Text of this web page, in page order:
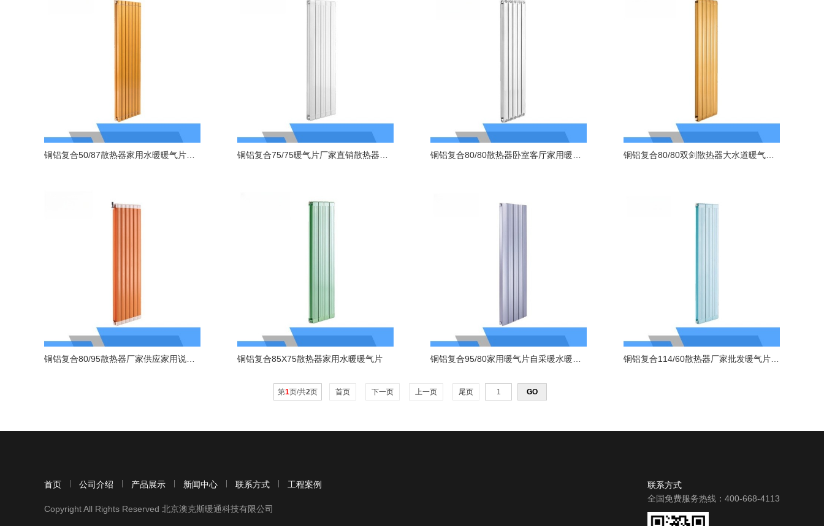
铜铝复合50/87散热器家用水暖暖气片厂家直销 铜铝复合75/75暖气片厂家直销散热器客厅暖气片水暖 铜铝复合80/80散热器卧室客厅家用暖气片集中供暖 铜铝复合80/80双剑散热器大水道暖气片家用水暖取暖暖气
铜铝复合80/95散热器厂家供应家用说暖卧室暖气片 铜铝复合85X75散热器家用水暖暖气片 铜铝复合95/80家用暖气片自采暖水暖散热器 铜铝复合114/60散热器厂家批发暖气片立式挂墙水暖
第1页/共2页 首页 下一页 上一页 尾页
首页 公司介绍 产品展示 新闻中心 联系方式 工程案例
Copyright All Rights Reserved 北京澳克斯暖通科技有限公司
联系方式
全国免费服务热线：400-668-4113